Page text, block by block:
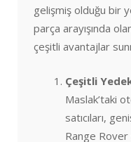
gelişmiş olduğu bir
parça arayışında
çeşitli avantajlar
Çeşitli
Maslak’taki
satıcıları,
Range Rover